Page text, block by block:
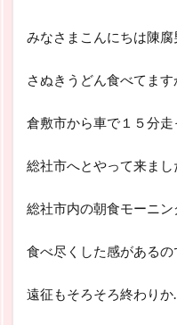
みなさまこんにちは陳腐
さぬきうどん食べてます
倉敷市から車で１５分走
総社市へとやって来まし
総社市内の朝食モーニン
食べ尽くした感があるの
遠征もそろそろ終わり